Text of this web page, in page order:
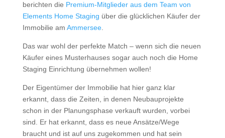
berichten die Premium-Mitglieder aus dem Team von
Elements Home Staging über die glücklichen Käufer der
Immobilie am Ammersee.
Das war wohl der perfekte Match – wenn sich die neuen
Käufer eines Musterhauses sogar auch noch die Home
Staging Einrichtung übernehmen wollen!
Der Eigentümer der Immobilie hat hier ganz klar
erkannt, dass die Zeiten, in denen Neubauprojekte
schon in der Planungsphase verkauft wurden, vorbei
sind. Er hat erkannt, dass es neue Ansätze/Wege
braucht und ist auf uns zugekommen und hat sein